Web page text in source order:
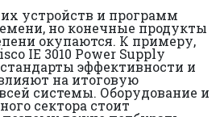
устройств и программ
но конечные продукты
окупаются. К примеру,
IE 3010 Power Supply
эффективности и
на итоговую
системы. Оборудование и
сектора стоит